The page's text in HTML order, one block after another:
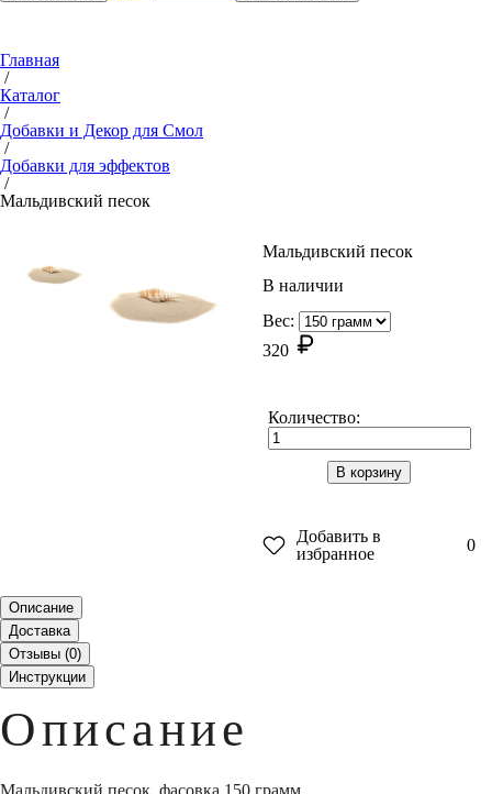
Главная
/
Каталог
/
Добавки и Декор для Смол
/
Добавки для эффектов
/
Мальдивский песок
Мальдивский песок
В наличии
Вес:
320
Количество:
В корзину
Добавить в
избранное
0
Описание
Доставка
Отзывы (0)
Инструкции
Описание
Мальдивский песок, фасовка 150 грамм.